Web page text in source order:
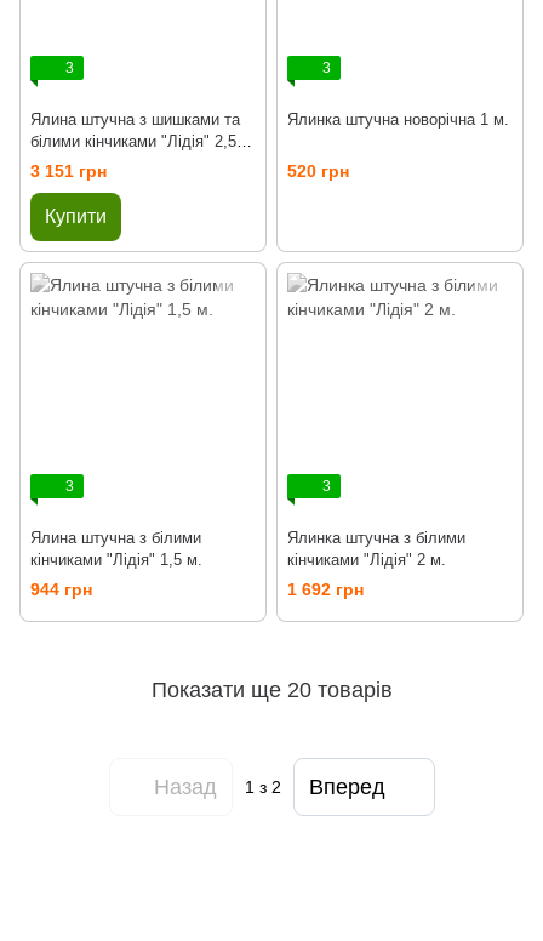
3
Ялина штучна з шишками та
білими кінчиками "Лідія" 2,5
м.
3 151 грн
Купити
3
Ялинка штучна новорічна 1 м.
520 грн
3
Ялина штучна з білими
кінчиками "Лідія" 1,5 м.
944 грн
3
Ялинка штучна з білими
кінчиками "Лідія" 2 м.
1 692 грн
Показати ще 20 товарів
Назад 1з 2 Вперед